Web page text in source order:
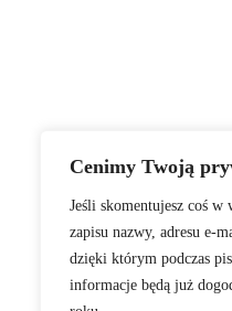
Cenimy Twoją
Jeśli skomentujesz coś
zapisu nazwy, adresu e-
dzięki którym podczas
informacje będą już